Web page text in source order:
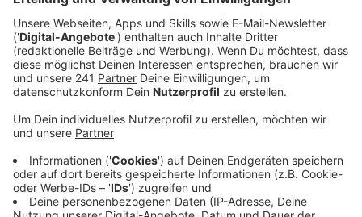
Nach ersten Hollywood-Erfahrungen konzentriert sich
Olivia Rodrigo inzwischen zu 100 Prozent auf die Musik
– und klingt dabei reifer, als man das von einer so
setzt die junge Singer/Songwriterin auf eine
Stimmgewalt, Oliva selbst bezeichnet die „Musik als
das klarste Fenster in die Seele“.